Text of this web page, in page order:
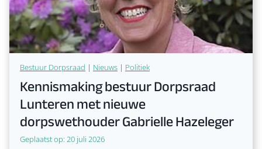
Bestuur Dorpsraad | Nieuws | Politiek
Kennismaking bestuur Dorpsraad
Lunteren met nieuwe
dorpswethouder Gabrielle Hazeleger
Geplaatst op: 20 juli 2026